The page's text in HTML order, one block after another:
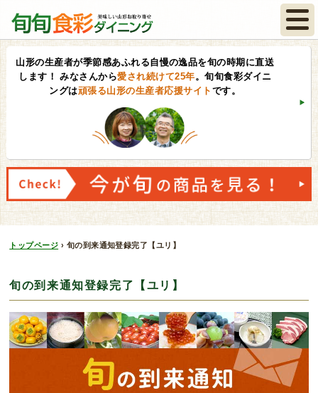
山形の生産者が季節感あふれる自慢の逸品を旬の時期に直送
します！ みなさんから愛され続けて25年。旬旬食彩ダイニ
ングは頑張る山形の生産者応援サイト です。
トップページ › 旬の到来通知登録完了【ユリ】
旬の到来通知登録完了【ユリ】